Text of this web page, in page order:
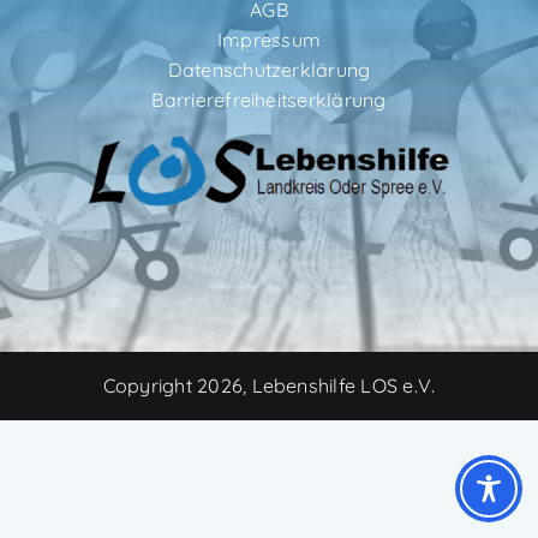
AGB
Impressum
Datenschutzerklärung
Barrierefreiheitserklärung
Copyright 2026, Lebenshilfe LOS e.V.